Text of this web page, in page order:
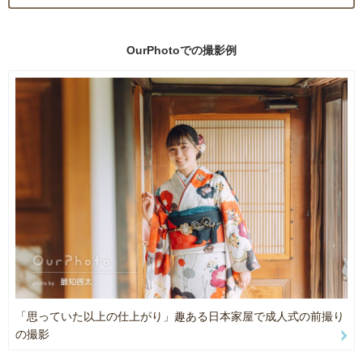
② ご親族含めた当日の参加人数（お子様がいる場合年齢/性別/お名
③ ご希望の撮影日時/希望時間
⑤ 撮影場所への事前連絡状況（撮影許可の有無）
⑥ 撮りたいイメージ・参考写真
※ウェディング前撮り・ニューボーンフォトは2枠以上からご予約可
━━━━━━━━━━━━━━━━
━━━━━━━━━━━━━━━━
神社・大きな公園での撮影は、撮影申請が必要な場合があります。
⚠️ 必ず「撮影許可の確認」と「申請」をお客様にてお願いいたしま
す。
━━━━━━━━━━━━━━━━
📷 撮影・納品について
━━━━━━━━━━━━━━━━
茨城県を中心にフォトグラファーとして活動中です。
※様々なエリアで対応可能ですので、お気軽にご相談ください💬
写真はその人を写す、
撮っている私は写ってはいないけれど
心が写されている、とそう思います。
私は「今を遺す」という想いで写真活動をしております。
髪が崩れていても、目線を逸らしていても、泣いていても、お子様
ご家族にとってそれは日常でかけがえのない写真になります。
だからこそ私は集合写真以外にこちらを向いていない写真を撮るこ
もちらんポージングでの撮影、お声がけさせていただきますのでご
安心ください。
素敵な場所で、思い出に残る、自然体な今を遺しましょう。
Instagram：@kei_photo_31
OurPhotoでの撮影例
「思っていた以上の仕上がり」趣ある日本家屋で成人式の前撮り
の撮影